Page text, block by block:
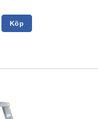
Köp